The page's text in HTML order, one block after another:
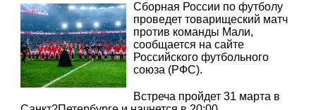
Сборная России по футболу
проведет товарищеский матч
против команды Мали,
сообщается на сайте
Российского футбольного
союза (РФС).
Встреча пройдет 31 марта в